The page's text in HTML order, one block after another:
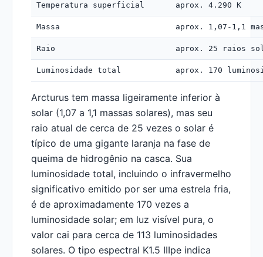
Temperatura superficial aprox. 4.290 K
Massa aprox. 1,07-1,1
Raio aprox. 25 raios
Luminosidade total aprox. 170
Arcturus tem massa ligeiramente inferior à
solar (1,07 a 1,1 massas solares), mas seu
raio atual de cerca de 25 vezes o solar é
típico de uma gigante laranja na fase de
queima de hidrogênio na casca. Sua
luminosidade total, incluindo o infravermelho
significativo emitido por ser uma estrela fria,
é de aproximadamente 170 vezes a
luminosidade solar; em luz visível pura, o
valor cai para cerca de 113 luminosidades
solares. O tipo espectral K1.5 IIIpe indica